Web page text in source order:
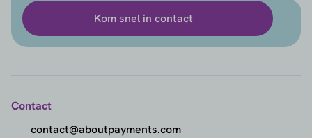
Kom snel in contact
Contact
contact@aboutpayments.com